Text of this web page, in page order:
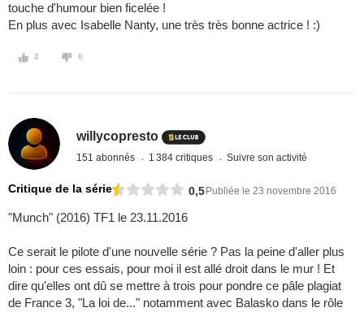
touche d'humour bien ficelée !
En plus avec Isabelle Nanty, une très très bonne actrice ! :)
2 0
willycopresto
151 abonnés 1 384 critiques Suivre son activité
Critique de la série 0,5Publiée le 23 novembre 2016
"Munch" (2016) TF1 le 23.11.2016
Ce serait le pilote d'une nouvelle série ? Pas la peine d'aller plus
loin : pour ces essais, pour moi il est allé droit dans le mur ! Et
dire qu'elles ont dû se mettre à trois pour pondre ce pâle plagiat
de France 3, "La loi de..." notamment avec Balasko dans le rôle